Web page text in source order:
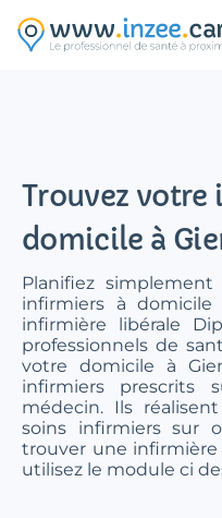
Trouvez votre
domicile à
Planifiez
infirmiers à
infirmière libérale
professionnels de
votre domicile à
infirmiers prescrits
médecin. Ils
soins infirmiers sur
trouver une
utilisez le module ci